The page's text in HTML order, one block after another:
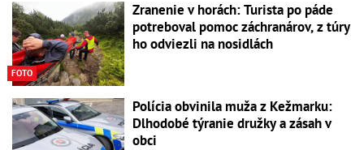
FOTO
Zranenie v horách: Turista po páde
potreboval pomoc záchranárov, z túry
ho odviezli na nosidlách
Polícia obvinila muža z Kežmarku:
Dlhodobé týranie družky a zásah v
obci